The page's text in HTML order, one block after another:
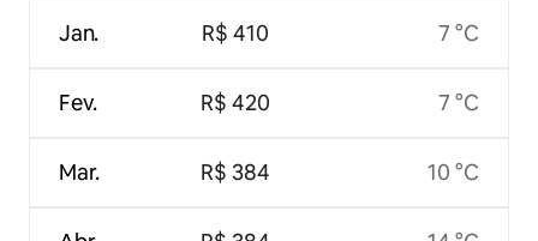
Jan.
Fev.
Mar.
R$ 410
R$ 420
R$ 384
7 °C
7 °C
10 °C